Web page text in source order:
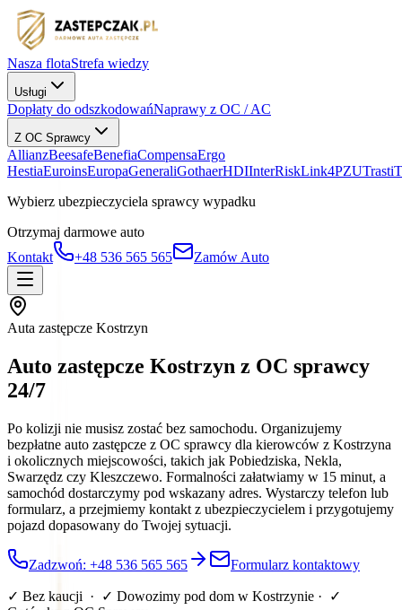
Nasza flotaStrefa wiedzy
Usługi
Dopłaty do odszkodowańNaprawy z OC / AC
Z OC Sprawcy
AllianzBeesafeBenefiaCompensaErgo
HestiaEuroinsEuropaGeneraliGothaerHDIInterRiskLink4PZUTrasti
Wybierz ubezpieczyciela sprawcy wypadku
Otrzymaj darmowe auto
Kontakt
+48 536 565 565 Zamów Auto
Auta zastępcze Kostrzyn
Auto zastępcze Kostrzyn z OC sprawcy
24/7
Po kolizji nie musisz zostać bez samochodu. Organizujemy
bezpłatne auto zastępcze z OC sprawcy dla kierowców z Kostrzyna
i okolicznych miejscowości, takich jak Pobiedziska, Nekla,
Swarzędz czy Kleszczewo. Formalności załatwiamy w 15 minut, a
samochód dostarczymy pod wskazany adres. Wystarczy telefon lub
formularz, a przejmiemy kontakt z ubezpieczycielem i przygotujemy
pojazd dopasowany do Twojej sytuacji.
Zadzwoń: +48 536 565 565 Formularz kontaktowy
✓ Bez kaucji · ✓ Dowozimy pod dom w Kostrzynie · ✓